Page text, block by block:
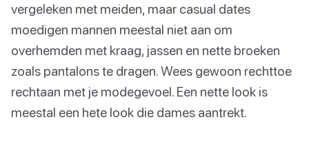
vergeleken met meiden, maar casual dates
moedigen mannen meestal niet aan om
overhemden met kraag, jassen en nette broeken
zoals pantalons te dragen. Wees gewoon rechttoe
rechtaan met je modegevoel. Een nette look is
meestal een hete look die dames aantrekt.